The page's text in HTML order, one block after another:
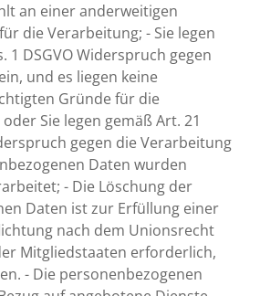
an einer anderweitigen
die Verarbeitung; - Sie legen
1 DSGVO Widerspruch gegen
und es liegen keine
Gründe für die
Sie legen gemäß Art. 21
gegen die Verarbeitung
Daten wurden
- Die Löschung der
Daten ist zur Erfüllung einer
nach dem Unionsrecht
Mitgliedstaaten erforderlich,
- Die personenbezogenen